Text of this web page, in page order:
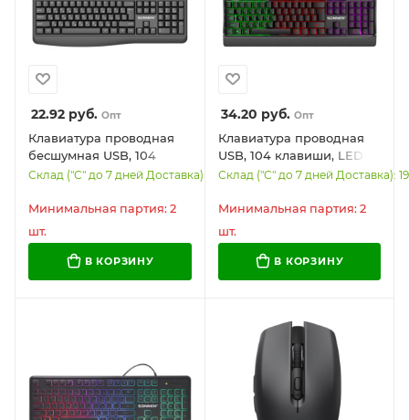
22.92 руб. Опт
Клавиатура проводная
бесшумная USB, 104
клавиши, SONNEN JK-
Склад ("С" до 7 дней Доставка): 450
Минимальная партия: 2
шт.
В КОРЗИНУ
34.20 руб. Опт
Клавиатура проводная
USB, 104 клавиши, LED-
подсветка, SONNEN K305,
Склад ("С" до 7 дней Доставка):
Минимальная партия: 2
шт.
В КОРЗИНУ